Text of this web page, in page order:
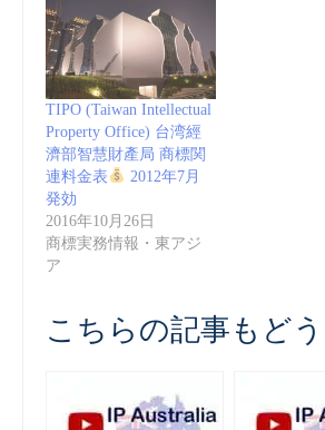
TIPO (Taiwan Intellectual
Property Office) 台湾經
濟部智慧財產局 商標関
連料金表
2012年7月
発効
2016年10月26日
商標実務情報・東アジ
ア
こちらの記事もど